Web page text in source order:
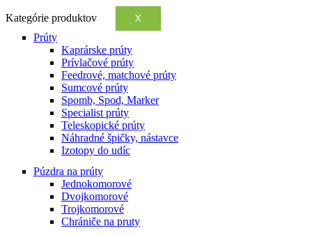
Kategórie produktov X
Prúty
Kaprárske prúty
Prívlačové prúty
Feedrové, matchové prúty
Sumcové prúty
Spomb, Spod, Marker
Specialist prúty
Teleskopické prúty
Náhradné špičky, nástavce
Izotopy do udíc
Púzdra na prúty
Jednokomorové
Dvojkomorové
Trojkomorové
Chrániče na pruty